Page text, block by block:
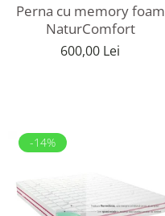
Perna cu memory foam
NaturComfort
600,00 Lei
-14%